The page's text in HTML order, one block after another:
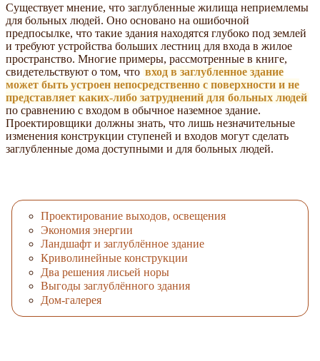
Существует мнение, что заглубленные жилища неприемлемы
для больных людей. Оно основано на ошибочной
предпосылке, что такие здания находятся глубоко под землей
и требуют устройства больших лестниц для входа в жилое
пространство. Многие примеры, рассмотренные в книге,
свидетельствуют о том, что вход в заглубленное здание
может быть устроен непосредственно с поверхности и не
представляет каких-либо затруднений для больных людей
по сравнению с входом в обычное наземное здание.
Проектировщики должны знать, что лишь незначительные
изменения конструкции ступеней и входов могут сделать
заглубленные дома доступными и для больных людей.
Проектирование выходов, освещения
Экономия энергии
Ландшафт и заглублённое здание
Криволинейные конструкции
Два решения лисьей норы
Выгоды заглублённого здания
Дом-галерея